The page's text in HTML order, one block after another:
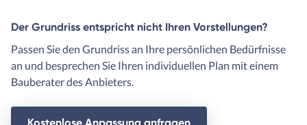
Der Grundriss entspricht nicht Ihren Vorstellungen?
Passen Sie den Grundriss an Ihre persönlichen Bedürfnisse
an und besprechen Sie Ihren individuellen Plan mit einem
Bauberater des Anbieters.